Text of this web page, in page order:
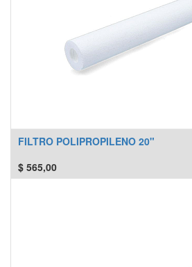
FILTRO POLIPROPILENO 20"
$ 565,00